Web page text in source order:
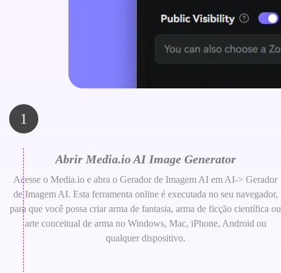
1
Abrir Media.io AI Image Generator
Acesse o Media.io e abra o Gerador de Imagem AI em AI-> Gerador
de Imagem AI. Esta ferramenta online é executada no seu navegador,
para que você possa criar arma de fantasia, arma de ficção científica ou
arte conceitual de arma no Windows, Mac, iPhone, Android ou
qualquer dispositivo.